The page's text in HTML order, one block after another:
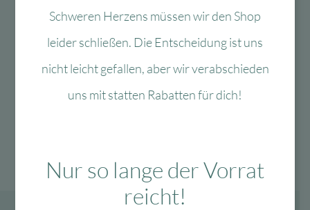
Schweren Herzens müssen wir den Shop
leider schließen. Die Entscheidung ist uns
nicht leicht gefallen, aber wir verabschieden
uns mit statten Rabatten für dich!
Nur so lange der Vorrat
reicht!